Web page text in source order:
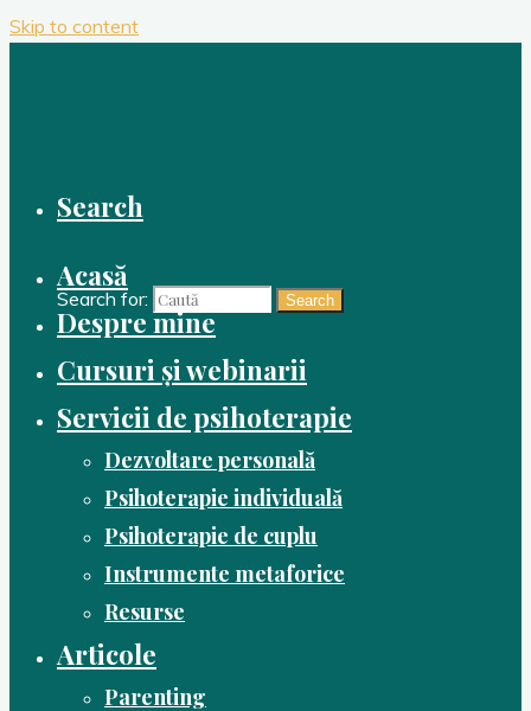
Skip to content
Search
Search for: Search
Acasă
Despre mine
Cursuri și webinarii
Servicii de psihoterapie
Dezvoltare personală
Psihoterapie individuală
Psihoterapie de cuplu
Instrumente metaforice
Resurse
Articole
Parenting